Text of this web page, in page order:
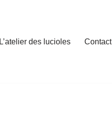
L’atelier des lucioles Contact